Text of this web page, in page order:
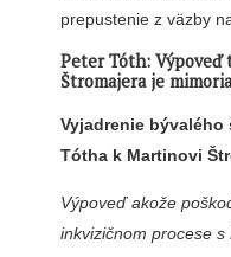
prepustenie z väzby
Peter Tóth: Výpoveď
Štromajera je
Vyjadrenie
Tótha k Martinovi
Výpoveď akože
inkvizičnom procese